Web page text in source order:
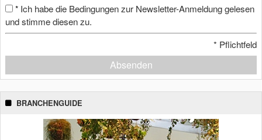
* Ich habe die Bedingungen zur Newsletter-Anmeldung gelesen
und stimme diesen zu.
* Pflichtfeld
Absenden
BRANCHENGUIDE